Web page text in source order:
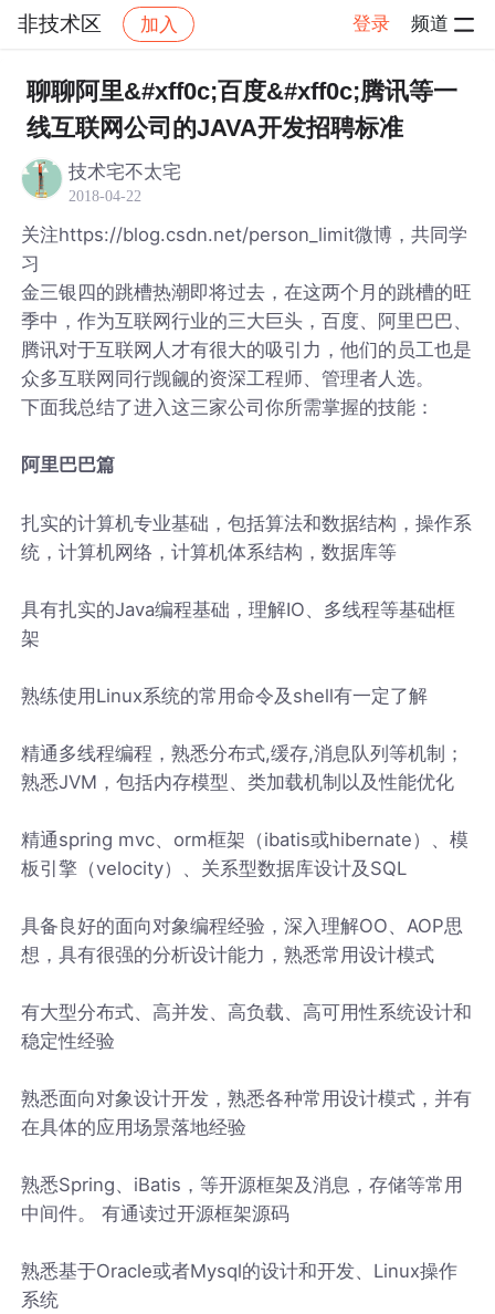
非技术区 加入 登录 频道
社区 非技术区 帖子详情
聊聊阿里&#xff0c;百度&#xff0c;腾讯等一
线互联网公司的JAVA开发招聘标准
技术宅不太宅
2018-04-22
关注https://blog.csdn.net/person_limit微博，共同学
习
金三银四的跳槽热潮即将过去，在这两个月的跳槽的旺
季中，作为互联网行业的三大巨头，百度、阿里巴巴、
腾讯对于互联网人才有很大的吸引力，他们的员工也是
众多互联网同行觊觎的资深工程师、管理者人选。
下面我总结了进入这三家公司你所需掌握的技能：
阿里巴巴篇
扎实的计算机专业基础，包括算法和数据结构，操作系
统，计算机网络，计算机体系结构，数据库等
具有扎实的Java编程基础，理解IO、多线程等基础框
架
熟练使用Linux系统的常用命令及shell有一定了解
精通多线程编程，熟悉分布式,缓存,消息队列等机制；
熟悉JVM，包括内存模型、类加载机制以及性能优化
精通spring mvc、orm框架（ibatis或hibernate）、模
板引擎（velocity）、关系型数据库设计及SQL
具备良好的面向对象编程经验，深入理解OO、AOP思
想，具有很强的分析设计能力，熟悉常用设计模式
有大型分布式、高并发、高负载、高可用性系统设计和
稳定性经验
熟悉面向对象设计开发，熟悉各种常用设计模式，并有
在具体的应用场景落地经验
熟悉Spring、iBatis，等开源框架及消息，存储等常用
中间件。 有通读过开源框架源码
熟悉基于Oracle或者Mysql的设计和开发、Linux操作
系统